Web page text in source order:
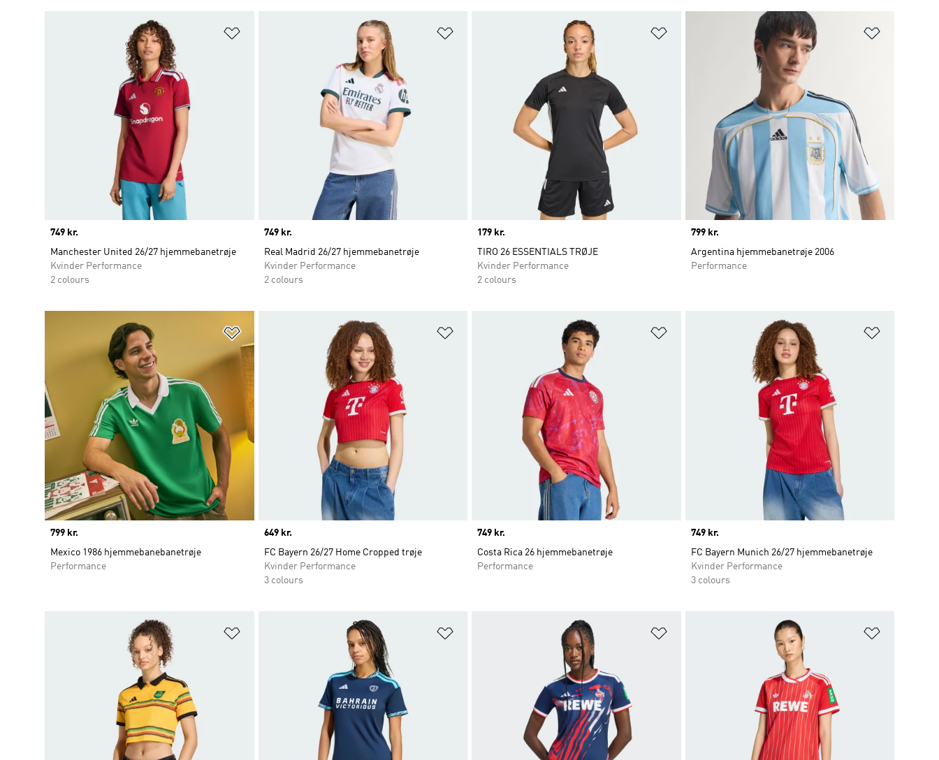
Price
749 kr.
Manchester United 26/27 hjemmebanetrøje
Kvinder Performance
2 colours
Price
749 kr.
Real Madrid 26/27 hjemmebanetrøje
Kvinder Performance
2 colours
Price
179 kr.
TIRO 26 ESSENTIALS TRØJE
Kvinder Performance
2 colours
Price
799 kr.
Argentina hjemmebanetrøje 2006
Performance
Price
799 kr.
Mexico 1986 hjemmebanebanetrøje
Performance
Price
649 kr.
FC Bayern 26/27 Home Cropped trøje
Kvinder Performance
3 colours
Price
749 kr.
Costa Rica 26 hjemmebanetrøje
Performance
Price
749 kr.
FC Bayern Munich 26/27 hjemmebanetrøje
Kvinder Performance
3 colours